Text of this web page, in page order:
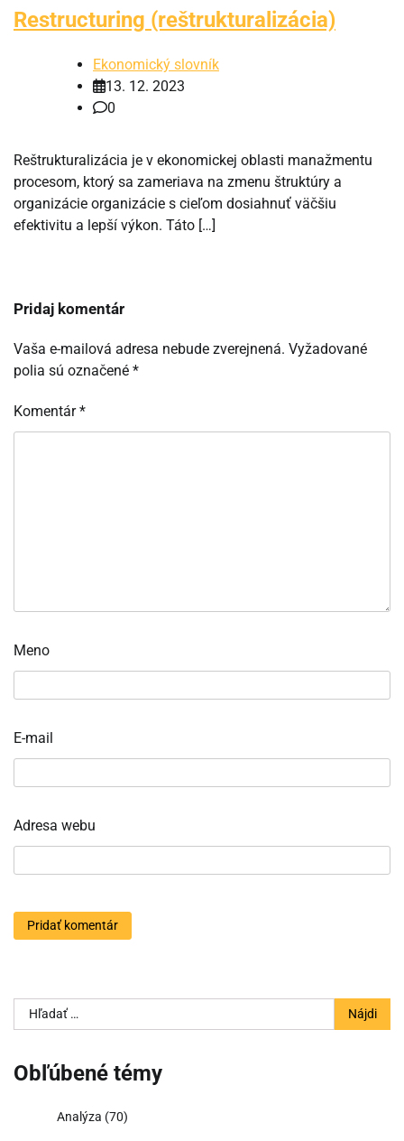
Restructuring (reštrukturalizácia)
Ekonomický slovník
13. 12. 2023
0
Reštrukturalizácia je v ekonomickej oblasti manažmentu
procesom, ktorý sa zameriava na zmenu štruktúry a
organizácie organizácie s cieľom dosiahnuť väčšiu
efektivitu a lepší výkon. Táto […]
Pridaj komentár
Vaša e-mailová adresa nebude zverejnená. Vyžadované
polia sú označené *
Komentár*
Meno
E-mail
Adresa webu
Hľadať:
Obľúbené témy
Analýza (70)